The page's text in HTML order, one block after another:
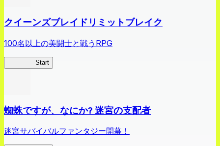
クイーンズブレイドリミットブレイク
100名以上の美闘士と戦うRPG
Start
蜘蛛ですが、なにか? 迷宮の支配者
迷宮サバイバルファンタジー開幕！